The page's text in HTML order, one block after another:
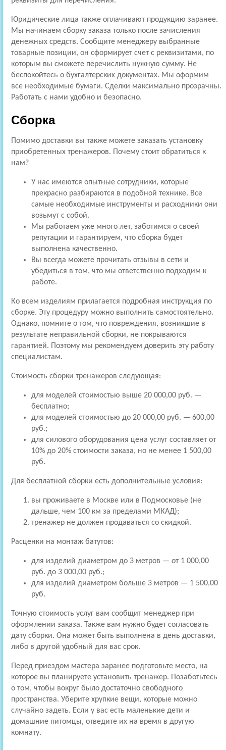
Юридические лица также оплачивают продукцию заранее.
Мы начинаем сборку заказа только после зачисления
денежных средств. Сообщите менеджеру выбранные
товарные позиции, он сформирует счет с реквизитами, по
которым вы сможете перечислить нужную сумму. Не
беспокойтесь о бухгалтерских документах. Мы оформим
все необходимые бумаги. Сделки максимально прозрачны.
Работать с нами удобно и безопасно.
Сборка
Помимо доставки вы также можете заказать установку
приобретенных тренажеров. Почему стоит обратиться к
нам?
У нас имеются опытные сотрудники, которые
прекрасно разбираются в подобной технике. Все
самые необходимые инструменты и расходники они
возьмут с собой.
Мы работаем уже много лет, заботимся о своей
репутации и гарантируем, что сборка будет
выполнена качественно.
Вы всегда можете прочитать отзывы в сети и
убедиться в том, что мы ответственно подходим к
работе.
Ко всем изделиям прилагается подробная инструкция по
сборке. Эту процедуру можно выполнить самостоятельно.
Однако, помните о том, что повреждения, возникшие в
результате неправильной сборки, не покрываются
гарантией. Поэтому мы рекомендуем доверить эту работу
специалистам.
Стоимость сборки тренажеров следующая:
для моделей стоимостью выше 20 000,00 руб. —
бесплатно;
для моделей стоимостью до 20 000,00 руб. — 600,00
руб.;
для силового оборудования цена услуг составляет от
10% до 20% стоимости заказа, но не менее 1 500,00
руб.
Для бесплатной сборки есть дополнительные условия:
вы проживаете в Москве или в Подмосковье (не
дальше, чем 100 км за пределами МКАД);
тренажер не должен продаваться со скидкой.
Расценки на монтаж батутов:
для изделий диаметром до 3 метров — от 1 000,00
руб. до 3 000,00 руб.;
для изделий диаметром больше 3 метров — 1 500,00
руб.
Точную стоимость услуг вам сообщит менеджер при
оформлении заказа. Также вам нужно будет согласовать
дату сборки. Она может быть выполнена в день доставки,
либо в другой удобный для вас срок.
Перед приездом мастера заранее подготовьте место, на
которое вы планируете установить тренажер. Позаботьтесь
о том, чтобы вокруг было достаточно свободного
пространства. Уберите хрупкие вещи, которые можно
случайно задеть. Если у вас есть маленькие дети и
домашние питомцы, отведите их на время в другую
комнату.